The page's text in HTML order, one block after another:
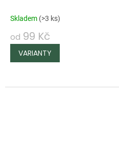
Skladem (>3 ks)
od 99 Kč